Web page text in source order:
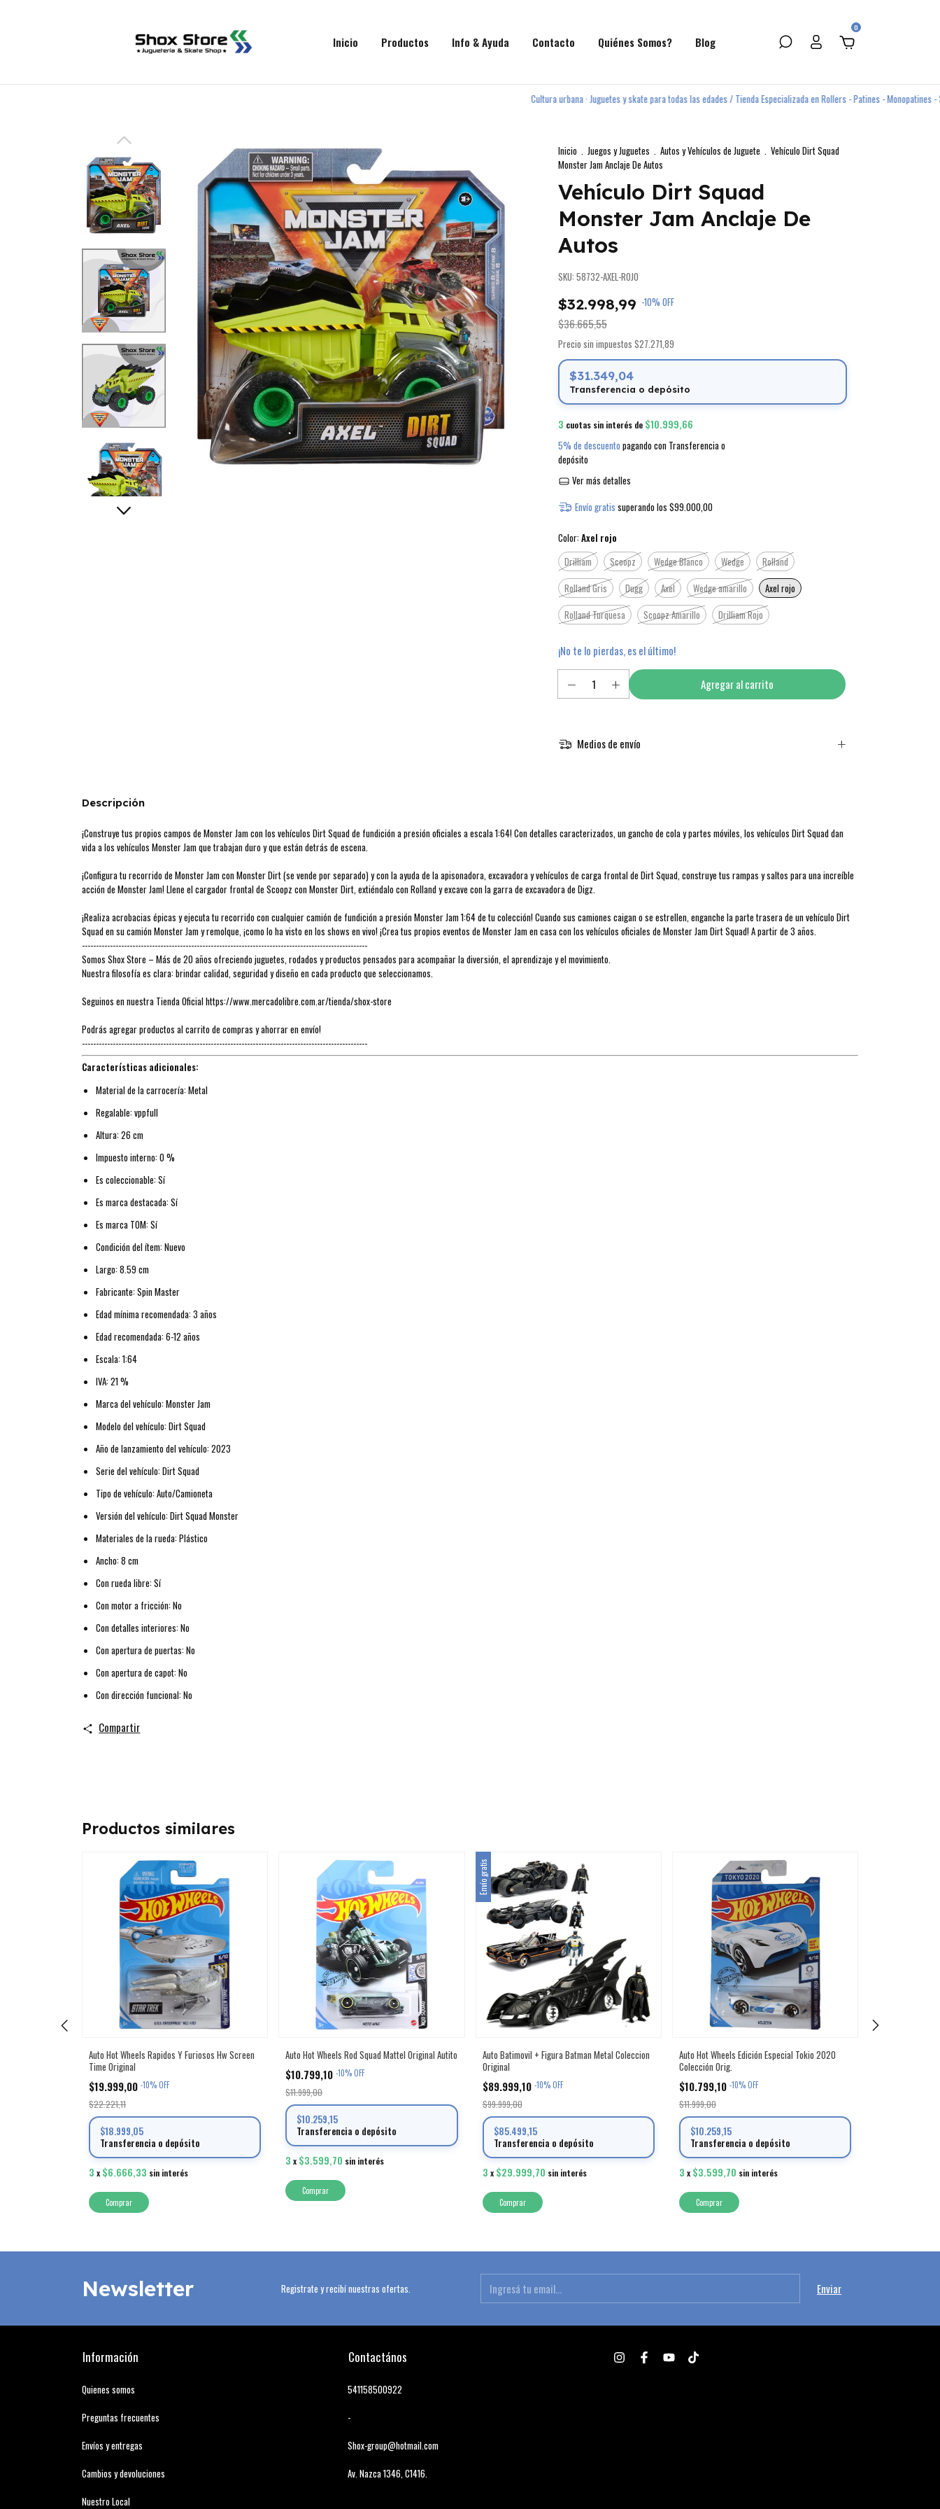
Inicio Productos Info & Ayuda Contacto Quiénes Somos? Blog
0
Cultura urbana · Juguetes y skate para todas las edades / Tienda Especializada en Rollers - Patines - Monopatines - Skate /
Inicio . Juegos y Juguetes . Autos y Vehículos de Juguete . Vehículo Dirt Squad
Monster Jam Anclaje De Autos
Vehículo Dirt Squad
Monster Jam Anclaje De
Autos
SKU: 58732-AXEL-ROJO
$32.998,99 -10% OFF
$36.665,55
Precio sin impuestos $27.271,89
$31.349,04
Transferencia o depósito
3 cuotas sin interés de $10.999,66
5% de descuento pagando con Transferencia o
depósito
Ver más detalles
Envío gratis superando los $99.000,00
Color:Axel rojo
Drilliam
Scoopz Wedge Blanco Wedge
Rolland
Rolland Gris
Dugg Axel Wedge amarillo
Axel rojo
Rolland Turquesa
Scoopz Amarillo Drilliam Rojo
¡No te lo pierdas, es el último!
Medios de envío
Descripción
¡Construye tus propios campos de Monster Jam con los vehículos Dirt Squad de fundición a presión oficiales a escala 1:64! Con detalles caracterizados, un gancho de cola y partes móviles, los vehículos Dirt Squad dan
vida a los vehículos Monster Jam que trabajan duro y que están detrás de escena.
¡Configura tu recorrido de Monster Jam con Monster Dirt (se vende por separado) y con la ayuda de la apisonadora, excavadora y vehículos de carga frontal de Dirt Squad, construye tus rampas y saltos para una increíble
acción de Monster Jam! Llene el cargador frontal de Scoopz con Monster Dirt, extiéndalo con Rolland y excave con la garra de excavadora de Digz.
¡Realiza acrobacias épicas y ejecuta tu recorrido con cualquier camión de fundición a presión Monster Jam 1:64 de tu colección! Cuando sus camiones caigan o se estrellen, enganche la parte trasera de un vehículo Dirt
Squad en su camión Monster Jam y remolque, ¡como lo ha visto en los shows en vivo! ¡Crea tus propios eventos de Monster Jam en casa con los vehículos oficiales de Monster Jam Dirt Squad! A partir de 3 años.
------------------------------------------------------------------------------------------------------
Somos Shox Store – Más de 20 años ofreciendo juguetes, rodados y productos pensados para acompañar la diversión, el aprendizaje y el movimiento.
Nuestra filosofía es clara: brindar calidad, seguridad y diseño en cada producto que seleccionamos.
Seguinos en nuestra Tienda Oficial https://www.mercadolibre.com.ar/tienda/shox-store
Podrás agregar productos al carrito de compras y ahorrar en envío!
------------------------------------------------------------------------------------------------------
Características adicionales:
Material de la carrocería: Metal
Regalable: vppfull
Altura: 26 cm
Impuesto interno: 0 %
Es coleccionable: Sí
Es marca destacada: Sí
Es marca TOM: Sí
Condición del ítem: Nuevo
Largo: 8.59 cm
Fabricante: Spin Master
Edad mínima recomendada: 3 años
Edad recomendada: 6-12 años
Escala: 1:64
IVA: 21 %
Marca del vehículo: Monster Jam
Modelo del vehículo: Dirt Squad
Año de lanzamiento del vehículo: 2023
Serie del vehículo: Dirt Squad
Tipo de vehículo: Auto/Camioneta
Versión del vehículo: Dirt Squad Monster
Materiales de la rueda: Plástico
Ancho: 8 cm
Con rueda libre: Sí
Con motor a fricción: No
Con detalles interiores: No
Con apertura de puertas: No
Con apertura de capot: No
Con dirección funcional: No
Compartir
Productos similares
Auto Hot Wheels Rapidos Y Furiosos Hw Screen
Time Original
$19.999,00 -10%OFF
$22.221,11
$18.999,05
Transferencia o depósito
3 x $6.666,33 sin interés
Comprar
Auto Hot Wheels Rod Squad Mattel Original Autito
$10.799,10-10%OFF
$11.999,00
$10.259,15
Transferencia o depósito
3 x $3.599,70 sin interés
Comprar
Envío gratis
Auto Batimovil + Figura Batman Metal Coleccion
Original
$89.999,10 -10%OFF
$99.999,00
$85.499,15
Transferencia o depósito
3 x $29.999,70 sin interés
Comprar
Auto Hot Wheels Edición Especial Tokio 2020
Colección Orig.
$10.799,10 -10%OFF
$11.999,00
$10.259,15
Transferencia o depósito
3 x $3.599,70 sin interés
Comprar
Newsletter Registrate y recibí nuestras ofertas.
Información
Quienes somos
Preguntas frecuentes
Envíos y entregas
Cambios y devoluciones
Nuestro Local
Contactános
541158500922
-
Shox-group@hotmail.com
Av. Nazca 1346, C1416.